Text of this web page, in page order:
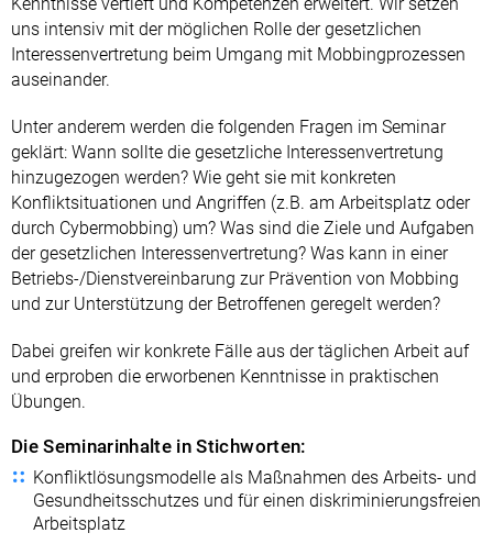
Kenntnisse vertieft und Kompetenzen erweitert. Wir setzen
uns intensiv mit der möglichen Rolle der gesetzlichen
Interessenvertretung beim Umgang mit Mobbingprozessen
auseinander.
Unter anderem werden die folgenden Fragen im Seminar
geklärt: Wann sollte die gesetzliche Interessenvertretung
hinzugezogen werden? Wie geht sie mit konkreten
Konfliktsituationen und Angriffen (z.B. am Arbeitsplatz oder
durch Cybermobbing) um? Was sind die Ziele und Aufgaben
der gesetzlichen Interessenvertretung? Was kann in einer
Betriebs-/Dienstvereinbarung zur Prävention von Mobbing
und zur Unterstützung der Betroffenen geregelt werden?
Dabei greifen wir konkrete Fälle aus der täglichen Arbeit auf
und erproben die erworbenen Kenntnisse in praktischen
Übungen.
Die Seminarinhalte in Stichworten:
Konfliktlösungsmodelle als Maßnahmen des Arbeits- und
Gesundheitsschutzes und für einen diskriminierungsfreien
Arbeitsplatz